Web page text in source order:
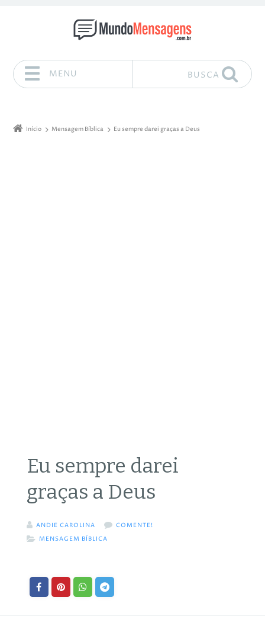
MENU BUSCA
Início Mensagem Bíblica Eu sempre darei graças a Deus
Eu sempre darei
graças a Deus
ANDIE CAROLINA
COMENTE!
MENSAGEM BÍBLICA